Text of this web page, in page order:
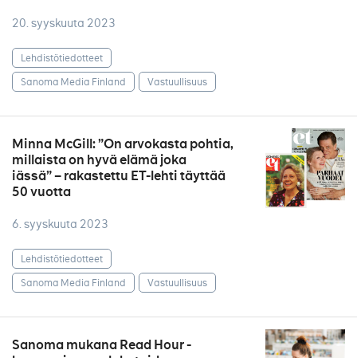
20. syyskuuta 2023
Lehdistötiedotteet
Sanoma Media Finland
Vastuullisuus
Minna McGill: ”On arvokasta pohtia,
millaista on hyvä elämä joka
iässä” – rakastettu ET-lehti täyttää
50 vuotta
6. syyskuuta 2023
Lehdistötiedotteet
Sanoma Media Finland
Vastuullisuus
Sanoma mukana Read Hour -